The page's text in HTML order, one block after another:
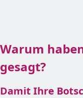
Warum
gesagt?
Damit Ihre